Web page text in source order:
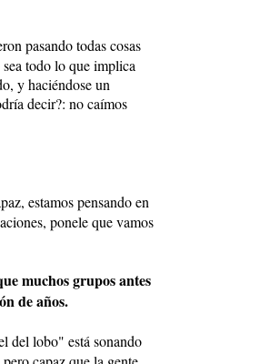
pasando todas cosas
todo lo que implica
y haciéndose un
decir?: no caímos
estamos pensando en
ponele que vamos
muchos grupos antes
de años.
del lobo" está sonando